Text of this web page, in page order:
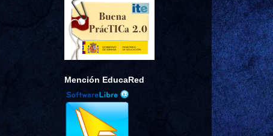
Mención EducaRed